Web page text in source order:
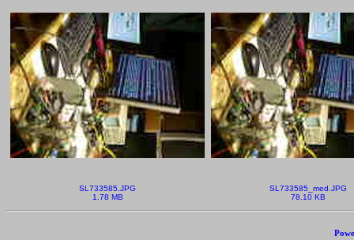
SL733585.JPG
1.78 MB
SL733585_med.JPG
78.10 KB